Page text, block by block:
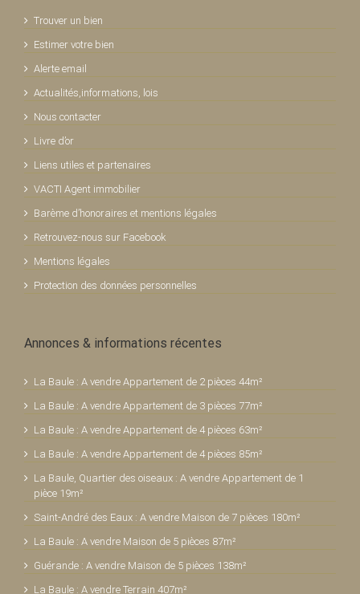
Trouver un bien
Estimer votre bien
Alerte email
Actualités,informations, lois
Nous contacter
Livre d’or
Liens utiles et partenaires
VACTI Agent immobilier
Barème d’honoraires et mentions légales
Retrouvez-nous sur Facebook
Mentions légales
Protection des données personnelles
Annonces & informations récentes
La Baule : A vendre Appartement de 2 pièces 44m²
La Baule : A vendre Appartement de 3 pièces 77m²
La Baule : A vendre Appartement de 4 pièces 63m²
La Baule : A vendre Appartement de 4 pièces 85m²
La Baule, Quartier des oiseaux : A vendre Appartement de 1
pièce 19m²
Saint-André des Eaux : A vendre Maison de 7 pièces 180m²
La Baule : A vendre Maison de 5 pièces 87m²
Guérande : A vendre Maison de 5 pièces 138m²
La Baule : A vendre Terrain 407m²